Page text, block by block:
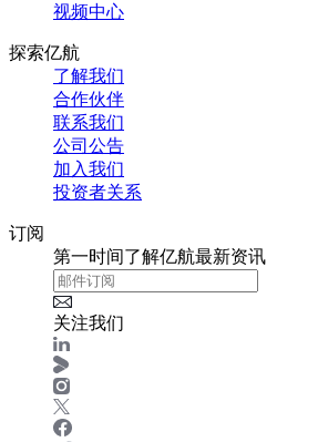
视频中心
探索亿航
了解我们
合作伙伴
联系我们
公司公告
加入我们
投资者关系
订阅
第一时间了解亿航最新资讯
关注我们